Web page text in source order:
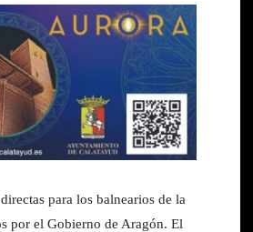
para los balnearios de la
por el Gobierno de Aragón. El